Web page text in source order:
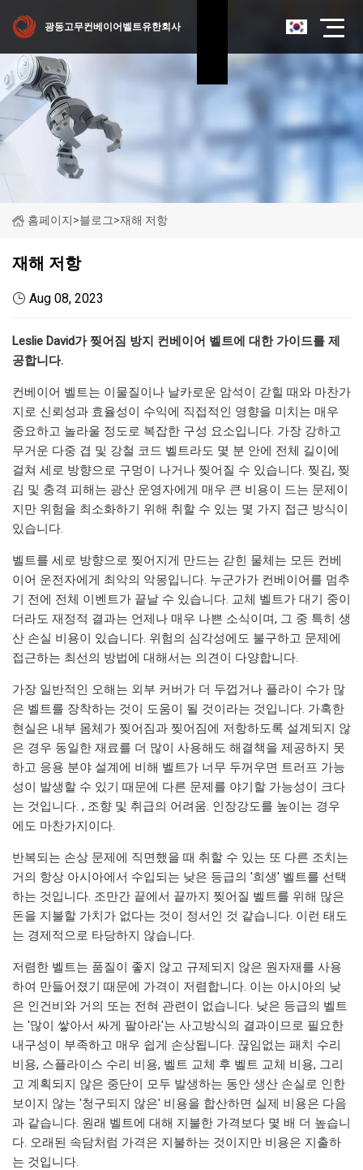
광동고무컨베이어벨트유한회사
홈페이지>블로그>재해 저항
재해 저항
Aug 08, 2023
Leslie David가 찢어짐 방지 컨베이어 벨트에 대한 가이드를 제
공합니다.
컨베이어 벨트는 이물질이나 날카로운 암석이 갇힐 때와 마찬가
지로 신뢰성과 효율성이 수익에 직접적인 영향을 미치는 매우
중요하고 놀라울 정도로 복잡한 구성 요소입니다. 가장 강하고
무거운 다중 겹 및 강철 코드 벨트라도 몇 분 안에 전체 길이에
걸쳐 세로 방향으로 구멍이 나거나 찢어질 수 있습니다. 찢김, 찢
김 및 충격 피해는 광산 운영자에게 매우 큰 비용이 드는 문제이
지만 위험을 최소화하기 위해 취할 수 있는 몇 가지 접근 방식이
있습니다.
벨트를 세로 방향으로 찢어지게 만드는 갇힌 물체는 모든 컨베
이어 운전자에게 최악의 악몽입니다. 누군가가 컨베이어를 멈추
기 전에 전체 이벤트가 끝날 수 있습니다. 교체 벨트가 대기 중이
더라도 재정적 결과는 언제나 매우 나쁜 소식이며, 그 중 특히 생
산 손실 비용이 있습니다. 위험의 심각성에도 불구하고 문제에
접근하는 최선의 방법에 대해서는 의견이 다양합니다.
가장 일반적인 오해는 외부 커버가 더 두껍거나 플라이 수가 많
은 벨트를 장착하는 것이 도움이 될 것이라는 것입니다. 가혹한
현실은 내부 몸체가 찢어짐과 찢어짐에 저항하도록 설계되지 않
은 경우 동일한 재료를 더 많이 사용해도 해결책을 제공하지 못
하고 응용 분야 설계에 비해 벨트가 너무 두꺼우면 트러프 가능
성이 발생할 수 있기 때문에 다른 문제를 야기할 가능성이 크다
는 것입니다. , 조향 및 취급의 어려움. 인장강도를 높이는 경우
에도 마찬가지이다.
반복되는 손상 문제에 직면했을 때 취할 수 있는 또 다른 조치는
거의 항상 아시아에서 수입되는 낮은 등급의 '희생' 벨트를 선택
하는 것입니다. 조만간 끝에서 끝까지 찢어질 벨트를 위해 많은
돈을 지불할 가치가 없다는 것이 정서인 것 같습니다. 이런 태도
는 경제적으로 타당하지 않습니다.
저렴한 벨트는 품질이 좋지 않고 규제되지 않은 원자재를 사용
하여 만들어졌기 때문에 가격이 저렴합니다. 이는 아시아의 낮
은 인건비와 거의 또는 전혀 관련이 없습니다. 낮은 등급의 벨트
는 '많이 쌓아서 싸게 팔아라'는 사고방식의 결과이므로 필요한
내구성이 부족하고 매우 쉽게 손상됩니다. 끊임없는 패치 수리
비용, 스플라이스 수리 비용, 벨트 교체 후 벨트 교체 비용, 그리
고 계획되지 않은 중단이 모두 발생하는 동안 생산 손실로 인한
보이지 않는 '청구되지 않은' 비용을 합산하면 실제 비용은 다음
과 같습니다. 원래 벨트에 대해 지불한 가격보다 몇 배 더 높습니
다. 오래된 속담처럼 가격은 지불하는 것이지만 비용은 지출하
는 것입니다.